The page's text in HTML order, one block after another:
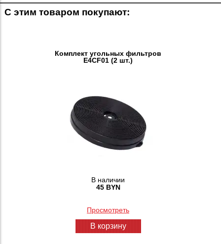
С этим товаром покупают:
Комплект угольных фильтров
E4CF01 (2 шт.)
В наличии
45 BYN
Просмотреть
В корзину